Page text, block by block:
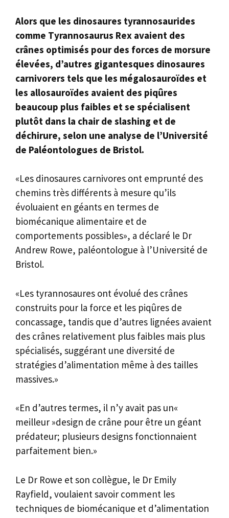
Alors que les dinosaures tyrannosaurides
comme Tyrannosaurus Rex avaient des
crânes optimisés pour des forces de morsure
élevées, d’autres gigantesques dinosaures
carnivorers tels que les mégalosauroïdes et
les allosauroïdes avaient des piqûres
beaucoup plus faibles et se spécialisent
plutôt dans la chair de slashing et de
déchirure, selon une analyse de l’Université
de Paléontologues de Bristol.
«Les dinosaures carnivores ont emprunté des
chemins très différents à mesure qu’ils
évoluaient en géants en termes de
biomécanique alimentaire et de
comportements possibles», a déclaré le Dr
Andrew Rowe, paléontologue à l’Université de
Bristol.
«Les tyrannosaures ont évolué des crânes
construits pour la force et les piqûres de
concassage, tandis que d’autres lignées avaient
des crânes relativement plus faibles mais plus
spécialisés, suggérant une diversité de
stratégies d’alimentation même à des tailles
massives.»
«En d’autres termes, il n’y avait pas un«
meilleur »design de crâne pour être un géant
prédateur; plusieurs designs fonctionnaient
parfaitement bien.»
Le Dr Rowe et son collègue, le Dr Emily
Rayfield, voulaient savoir comment les
techniques de biomécanique et d’alimentation